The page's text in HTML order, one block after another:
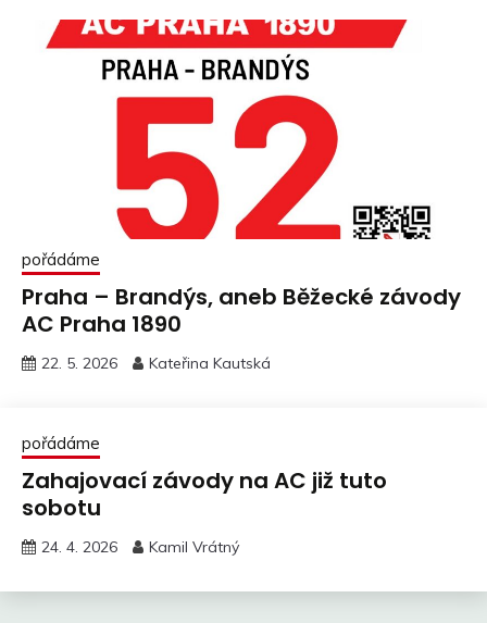
pořádáme
Praha – Brandýs, aneb Běžecké závody
AC Praha 1890
22. 5. 2026 Kateřina Kautská
pořádáme
Zahajovací závody na AC již tuto
sobotu
24. 4. 2026 Kamil Vrátný